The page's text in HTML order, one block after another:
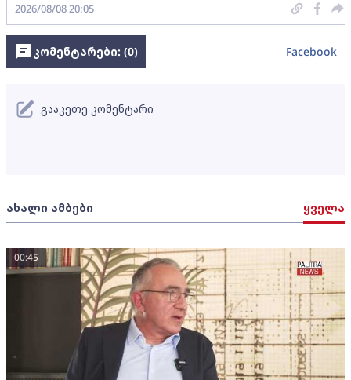
2026/08/08 20:05
ახალი ამბები ყველა
00:45
კომენტარები: (0) Facebook
გააკეთე კომენტარი